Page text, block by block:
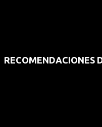
RECOMENDACIONES